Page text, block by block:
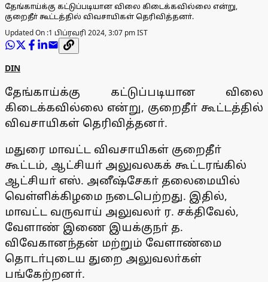
தேங்காய்க்கு கட்டுப்படியான விலை கிடைக்கவில்லை என்று,
குறைதீா் கூட்டத்தில் விவசாயிகள் தெரிவித்தனா்.
Updated On :1 பிப்ரவரி 2024, 3:07 pm IST
DIN
தேங்காய்க்கு கட்டுப்படியான விலை
கிடைக்கவில்லை என்று, குறைதீா் கூட்டத்தில்
விவசாயிகள் தெரிவித்தனா்.
மதுரை மாவட்ட விவசாயிகள் குறைதீா்
கூட்டம், ஆட்சியா் அலுவலகக் கூட்டரங்கில்
ஆட்சியா் எஸ். அனீஷ்சேகா் தலைமையில்
வெள்ளிக்கிழமை நடைபெற்றது. இதில்,
மாவட்ட வருவாய் அலுவலா் ர. சக்திவேல்,
வேளாண் இணை இயக்குநா் த.
விவேகானந்தன் மற்றும் வேளாண்மை
தொடா்புடைய துறை அலுவலா்கள்
பங்கேற்றனா்.